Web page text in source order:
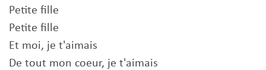
Petite fille
Petite fille
Et moi, je t'aimais
De tout mon coeur, je t'aimais